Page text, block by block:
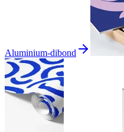
Aluminium-dibond